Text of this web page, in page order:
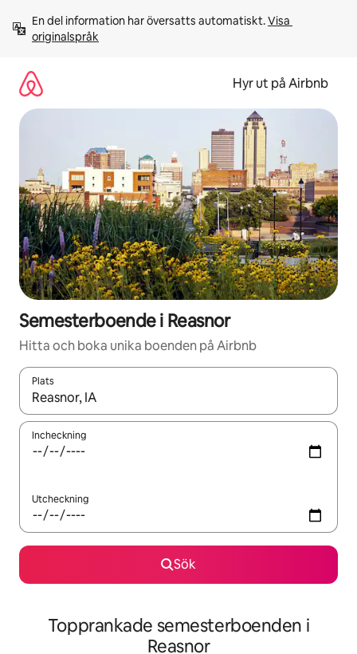
innehåll
En del information har översatts automatiskt. Visa
originalspråk
Hyr ut på Airbnb
Semesterboende i Reasnor
Hitta och boka unika boenden på Airbnb
Plats
När resultaten är tillgängliga kan du navigera med upp- och
Incheckning
Utcheckning
Sök
Topprankade semesterboenden i
Reasnor